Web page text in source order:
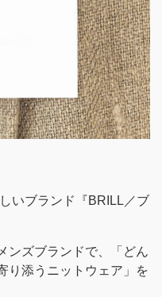
いブランド『BRILL／ブ
ンズブランドで、「どん
り添うニットウェア」を